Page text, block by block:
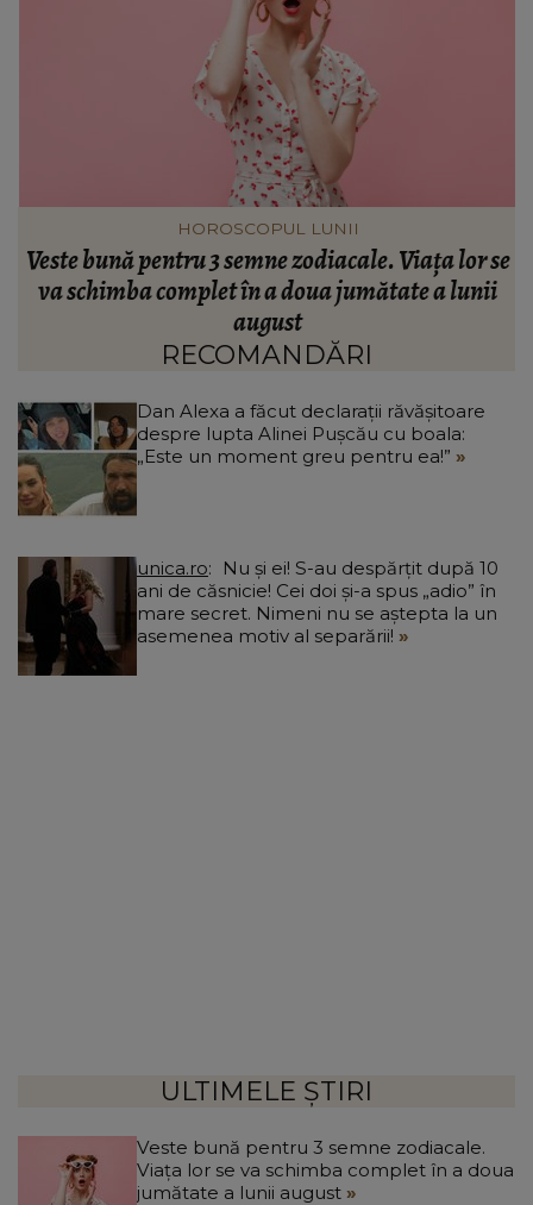
HOROSCOPUL LUNII
Veste bună pentru 3 semne zodiacale. Viața lor se
va schimba complet în a doua jumătate a lunii
august
RECOMANDĂRI
Dan Alexa a făcut declarații răvășitoare
despre lupta Alinei Pușcău cu boala:
„Este un moment greu pentru ea!”
unica.ro
ani de căsnicie! Cei doi și-a spus „adio” în
mare secret. Nimeni nu se aștepta la un
asemenea motiv al separării!
ULTIMELE ȘTIRI
Veste bună pentru 3 semne zodiacale.
Viața lor se va schimba complet în a doua
jumătate a lunii august